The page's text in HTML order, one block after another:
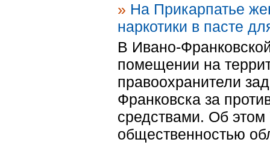
» На Прикарпатье
наркотики в пасте
В Ивано-
помещении на
правоохранители
Франковска за
средствами. Об
общественностью